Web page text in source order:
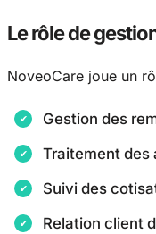
Le rôle de
NoveoCare joue un
Gestion des
Traitement des
Suivi des
Relation client